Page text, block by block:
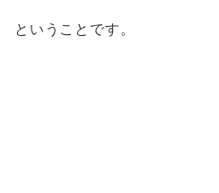
ということです。